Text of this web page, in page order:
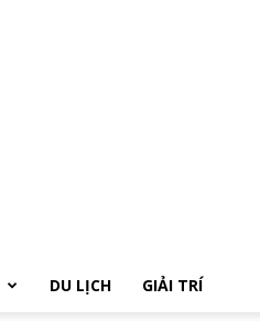
DU LỊCH GIẢI TRÍ